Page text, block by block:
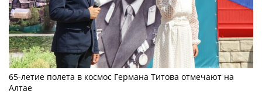
65-летие полета в космос Германа Титова отмечают на
Алтае